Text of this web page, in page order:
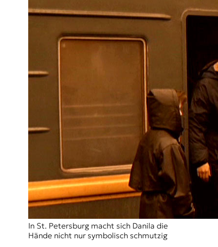
In St. Petersburg macht sich Danila die
Hände nicht nur symbolisch schmutzig